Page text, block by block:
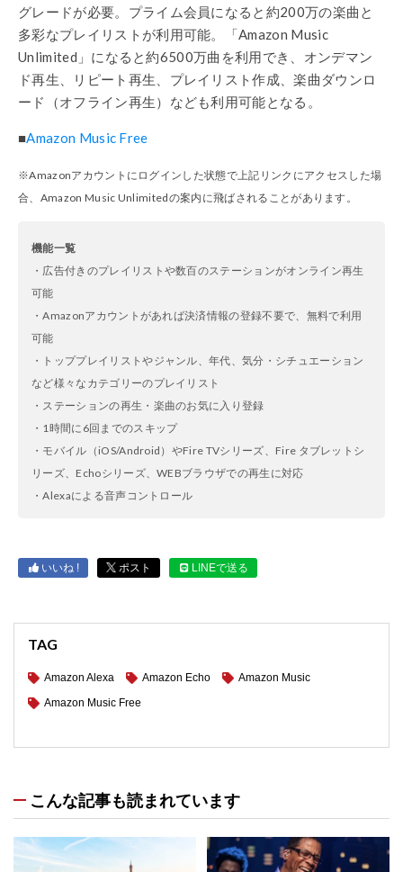
グレードが必要。プライム会員になると約200万の楽曲と
多彩なプレイリストが利用可能。「Amazon Music
Unlimited」になると約6500万曲を利用でき、オンデマン
ド再生、リピート再生、プレイリスト作成、楽曲ダウンロ
ード（オフライン再生）なども利用可能となる。
■Amazon Music Free
※Amazonアカウントにログインした状態で上記リンクにアクセスした場
合、Amazon Music Unlimitedの案内に飛ばされることがあります。
機能一覧
・広告付きのプレイリストや数百のステーションがオンライン再生
可能
・Amazonアカウントがあれば決済情報の登録不要で、無料で利用
可能
・トッププレイリストやジャンル、年代、気分・シチュエーション
など様々なカテゴリーのプレイリスト
・ステーションの再生・楽曲のお気に入り登録
・1時間に6回までのスキップ
・モバイル（iOS/Android）やFire TVシリーズ、Fire タブレットシ
リーズ、Echoシリーズ、WEBブラウザでの再生に対応
・Alexaによる音声コントロール
いいね ! ポスト LINEで送る
TAG
Amazon Alexa Amazon Echo
Amazon Music
Amazon Music Free
こんな記事も読まれています